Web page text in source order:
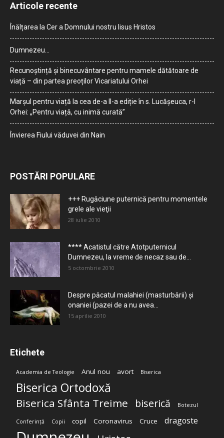
Articole recente
Înălțarea la Cer a Domnului nostru Iisus Hristos
Dumnezeu…
Recunoștință și binecuvântare pentru mamele dătătoare de
viață – din partea preoților Vicariatului Orhei
Marșul pentru viață la cea de-a II-a ediție în s. Lucășeuca, r-l
Orhei: „Pentru viață, cu inimă curată”
Învierea Fiului văduvei din Nain
POSTĂRI POPULARE
+++ Rugăciune puternică pentru momentele
grele ale vieţii
28 iulie 2010
**** Acatistul către Atotputernicul
Dumnezeu, la vreme de necaz sau de...
5 octombrie 2010
Despre păcatul malahiei (masturbării) şi
onaniei (pazei de a nu avea...
15 aprilie 2010
Etichete
Academia de Teologie Anul nou avort Biserica
Biserica Ortodoxă
Biserica Sfânta Treime biserică Botezul
Conferință Copii copil Coronavirus Cruce dragoste